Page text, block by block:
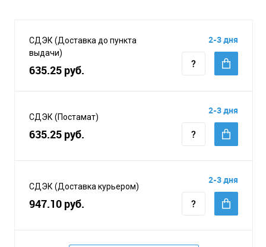
СДЭК (Доставка до пункта
выдачи)
635.25 руб.
2-3 дня
СДЭК (Постамат)
635.25 руб.
2-3 дня
СДЭК (Доставка курьером)
947.10 руб.
2-3 дня